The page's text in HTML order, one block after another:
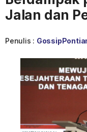
Jalan dan
Penulis :